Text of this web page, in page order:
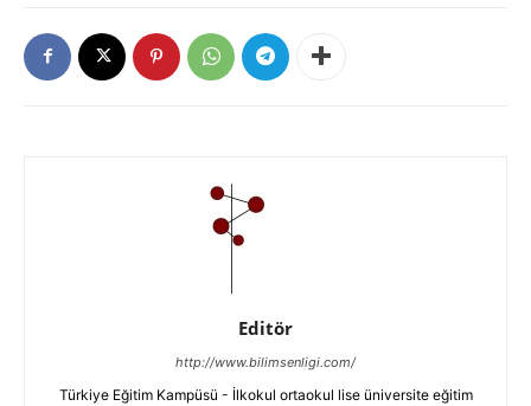
Editör
http://www.bilimsenligi.com/
Türkiye Eğitim Kampüsü - İlkokul ortaokul lise üniversite eğitim